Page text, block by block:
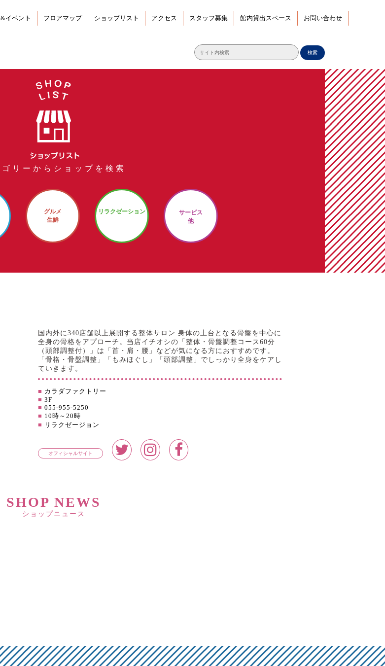
イベント フロアマップ ショップリスト アクセス スタッフ募集 館内貸出スペース お問い合わせ
検索
ゴリーからショップを検索
グルメ
生鮮
リラクゼーション
サービス
他
国内外に340店舗以上展開する整体サロン 身体の土台となる骨盤を中心に
全身の骨格をアプローチ。当店イチオシの「整体・骨盤調整コース60分
（頭部調整付）」は「首・肩・腰」などが気になる方におすすめです。
「骨格・骨盤調整」「もみほぐし」「頭部調整」でしっかり全身をケアし
ていきます。
■ カラダファクトリー
■ 3F
■ 055-955-5250
■ 10時～20時
■ リラクゼージョン
オフィシャルサイト
SHOP NEWS
ショップニュース